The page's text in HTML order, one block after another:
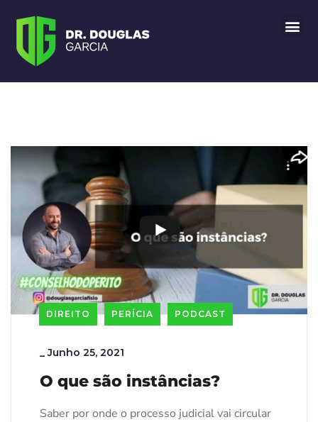
DIREITO PERÍCIA PODCAST
_Junho 25, 2021
O que são instâncias?
Saber por onde o processo judicial vai circular